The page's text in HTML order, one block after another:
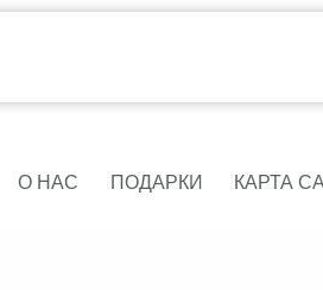
О НАС ПОДАРКИ КАРТА